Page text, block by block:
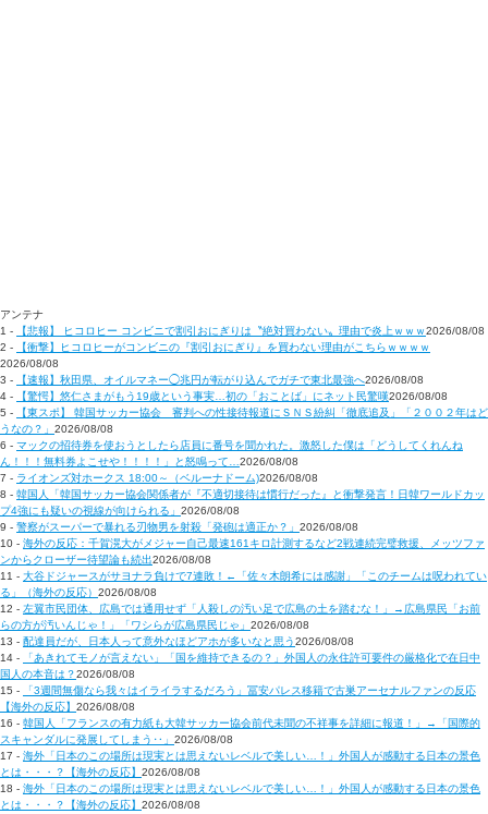
アンテナ
1 -
【悲報】 ヒコロヒー コンビニで割引おにぎりは〝絶対買わない〟理由で炎上ｗｗｗ2026/08/08
2 -
【衝撃】ヒコロヒーがコンビニの『割引おにぎり』を買わない理由がこちらｗｗｗｗ
2026/08/08
3 -
【速報】秋田県、オイルマネー◯兆円が転がり込んでガチで東北最強へ2026/08/08
4 -
【驚愕】悠仁さまがもう19歳という事実…初の「おことば」にネット民驚嘆2026/08/08
5 -
【東スポ】 韓国サッカー協会 審判への性接待報道にＳＮＳ紛糾「徹底追及」「２００２年はど
うなの？」 2026/08/08
6 - マックの招待券を使おうとしたら店員に番号を聞かれた。激怒した僕は「どうしてくれんね
ん！！！無料券よこせや！！！！」と怒鳴って…2026/08/08
7 - ライオンズ対ホークス 18:00～（ベルーナドーム)2026/08/08
8 - 韓国人「韓国サッカー協会関係者が『不適切接待は慣行だった』と衝撃発言！日韓ワールドカッ
プ4強にも疑いの視線が向けられる」 2026/08/08
9 - 警察がスーパーで暴れる刃物男を射殺「発砲は適正か？」 2026/08/08
10 - 海外の反応：千賀滉大がメジャー自己最速161キロ計測するなど2戦連続完璧救援、メッツファ
ンからクローザー待望論も続出2026/08/08
11 - 大谷ドジャースがサヨナラ負けで7連敗！←「佐々木朗希には感謝」「このチームは呪われてい
る」（海外の反応） 2026/08/08
12 - 左翼市民団体、広島では通用せず「人殺しの汚い足で広島の土を踏むな！」→広島県民「お前
らの方が汚いんじゃ！」「ワシらが広島県民じゃ」 2026/08/08
13 - 配達員だが、日本人って意外なほどアホが多いなと思う2026/08/08
14 -
「あきれてモノが言えない」「国を維持できるの？」外国人の永住許可要件の厳格化で在日中
国人の本音は？2026/08/08
15 -
「3週間無傷なら我々はイライラするだろう」冨安パレス移籍で古巣アーセナルファンの反応
【海外の反応】 2026/08/08
16 - 韓国人「フランスの有力紙も大韓サッカー協会前代未聞の不祥事を詳細に報道！」→「国際的
スキャンダルに発展してしまう‥」 2026/08/08
17 - 海外「日本のこの場所は現実とは思えないレベルで美しい…！」外国人が感動する日本の景色
とは・・・？【海外の反応】 2026/08/08
18 - 海外「日本のこの場所は現実とは思えないレベルで美しい…！」外国人が感動する日本の景色
とは・・・？【海外の反応】 2026/08/08